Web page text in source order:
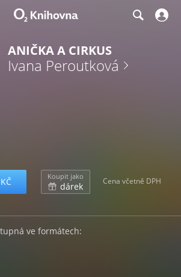
ANIČKA A CIRKUS
Ivana Peroutková
Koupit jako
dárek Cena včetně DPH
ve formátech: